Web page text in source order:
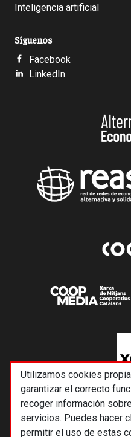
Utilizamos cookies
garantizar el correcto
recoger información
servicios. Puedes hacer
permitir el uso de estas
Inteligencia artificial
Síguenos
Facebook
LinkedIn